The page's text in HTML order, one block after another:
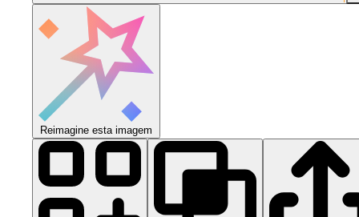
Reimagine esta imagem